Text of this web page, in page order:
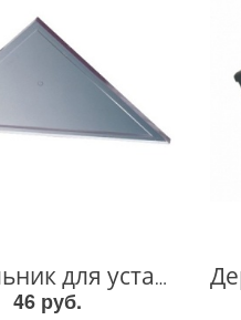
Треугольник для установки ножа 762001-3 762001-3
46 руб.